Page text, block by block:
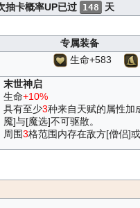
抽卡概率UP已过 148 天
专属装备
生命+583
末世神启
生命+10%
具有至少3种来自天赋的属性加
魇]与[魔选]不可驱散。
周围3格范围内存在敌方[僧侣]